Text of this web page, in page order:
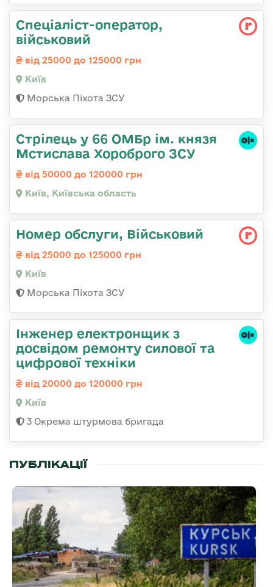
Спеціаліст-оператор,
військовий
від 25000 до 125000 грн
Київ
Морська Піхота ЗСУ
Стрілець у 66 ОМБр ім. князя
Мстислава Хороброго ЗСУ
від 50000 до 120000 грн
Київ, Київська область
Номер обслуги, Військовий
від 25000 до 125000 грн
Київ
Морська Піхота ЗСУ
Інженер електронщик з
досвідом ремонту силової та
цифрової техніки
від 20000 до 120000 грн
Київ
3 Окрема штурмова бригада
ПУБЛІКАЦІЇ